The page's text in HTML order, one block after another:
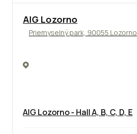
TOP
AIG Lozorno
Priemyselný park, 90055 Lozorno
AIG Lozorno - Hall A, B, C, D, E